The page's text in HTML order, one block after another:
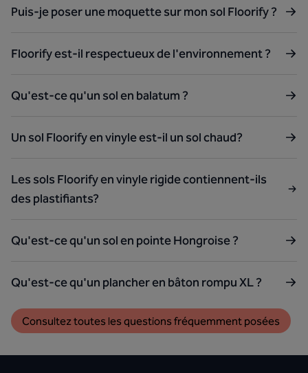
Puis-je poser une moquette sur mon sol Floorify ?
Floorify est-il respectueux de l'environnement ?
Qu'est-ce qu'un sol en balatum ?
Un sol Floorify en vinyle est-il un sol chaud?
Les sols Floorify en vinyle rigide contiennent-ils
des plastifiants?
Qu'est-ce qu'un sol en pointe Hongroise ?
Qu'est-ce qu'un plancher en bâton rompu XL ?
Consultez toutes les questions fréquemment posées